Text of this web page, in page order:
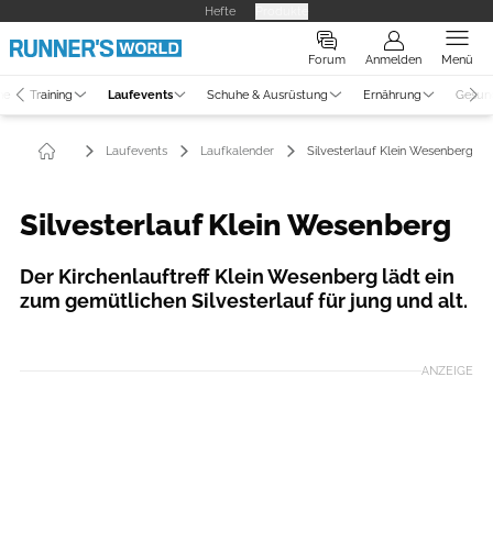
Hefte
Forum Anmelden Menü
Training Laufevents Schuhe & Ausrüstung Ernährung
Laufevents Laufkalender Silvesterlauf Klein Wesenberg
Silvesterlauf Klein Wesenberg
Der Kirchenlauftreff Klein Wesenberg lädt ein
zum gemütlichen Silvesterlauf für jung und alt.
ANZEIGE